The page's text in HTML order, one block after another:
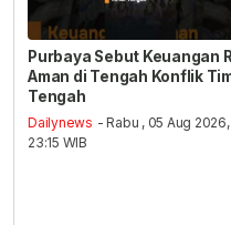
Purbaya Sebut Keuangan RI
Aman di Tengah Konflik
Tengah
Dailynews - Rabu , 05 Aug 2026,
23:15 WIB